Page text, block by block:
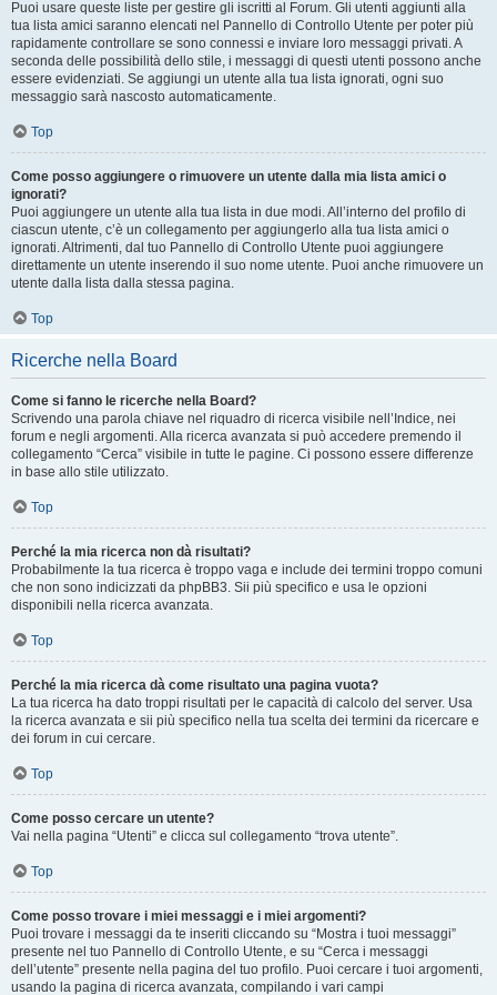
Puoi usare queste liste per gestire gli iscritti al Forum. Gli utenti aggiunti alla
tua lista amici saranno elencati nel Pannello di Controllo Utente per poter più
rapidamente controllare se sono connessi e inviare loro messaggi privati. A
seconda delle possibilità dello stile, i messaggi di questi utenti possono anche
essere evidenziati. Se aggiungi un utente alla tua lista ignorati, ogni suo
messaggio sarà nascosto automaticamente.
Top
Come posso aggiungere o rimuovere un utente dalla mia lista amici o
ignorati?
Puoi aggiungere un utente alla tua lista in due modi. All’interno del profilo di
ciascun utente, c’è un collegamento per aggiungerlo alla tua lista amici o
ignorati. Altrimenti, dal tuo Pannello di Controllo Utente puoi aggiungere
direttamente un utente inserendo il suo nome utente. Puoi anche rimuovere un
utente dalla lista dalla stessa pagina.
Top
Ricerche nella Board
Come si fanno le ricerche nella Board?
Scrivendo una parola chiave nel riquadro di ricerca visibile nell’Indice, nei
forum e negli argomenti. Alla ricerca avanzata si può accedere premendo il
collegamento “Cerca” visibile in tutte le pagine. Ci possono essere differenze
in base allo stile utilizzato.
Top
Perché la mia ricerca non dà risultati?
Probabilmente la tua ricerca è troppo vaga e include dei termini troppo comuni
che non sono indicizzati da phpBB3. Sii più specifico e usa le opzioni
disponibili nella ricerca avanzata.
Top
Perché la mia ricerca dà come risultato una pagina vuota?
La tua ricerca ha dato troppi risultati per le capacità di calcolo del server. Usa
la ricerca avanzata e sii più specifico nella tua scelta dei termini da ricercare e
dei forum in cui cercare.
Top
Come posso cercare un utente?
Vai nella pagina “Utenti” e clicca sul collegamento “trova utente”.
Top
Come posso trovare i miei messaggi e i miei argomenti?
Puoi trovare i messaggi da te inseriti cliccando su “Mostra i tuoi messaggi”
presente nel tuo Pannello di Controllo Utente, e su “Cerca i messaggi
dell’utente” presente nella pagina del tuo profilo. Puoi cercare i tuoi argomenti,
usando la pagina di ricerca avanzata, compilando i vari campi